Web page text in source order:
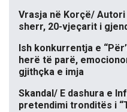
Vrasja në Korçë/
sherr, 20-vjeçarit i
Ish konkurrentja e
herë të parë,
gjithçka e imja
Skandal/ E dashura e
pretendimi tronditës i